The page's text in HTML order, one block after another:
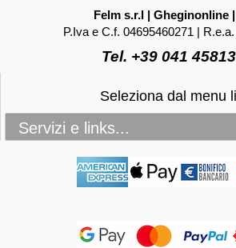
Felm s.r.l | Gheginonline
P.Iva e C.f. 04695460271 |
Tel. +39 041
Seleziona dal menu